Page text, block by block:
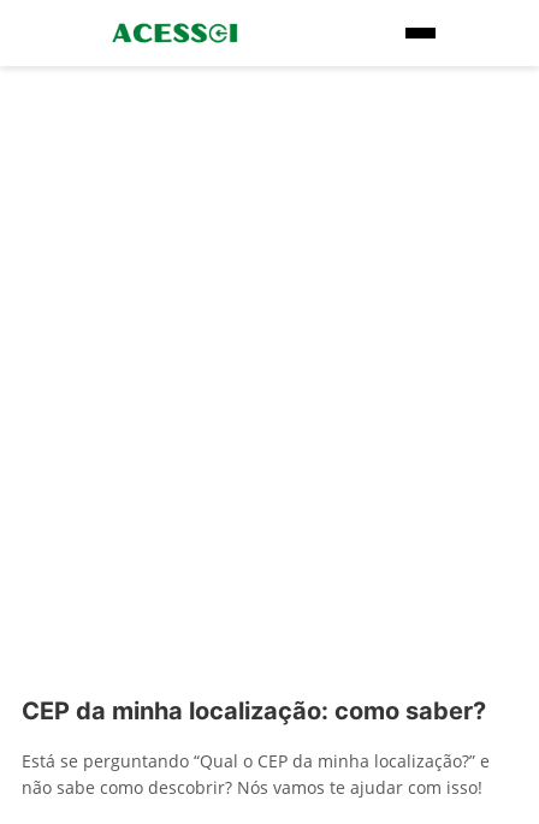
CEP da minha localização: como saber?
Está se perguntando “Qual o CEP da minha localização?” e
não sabe como descobrir? Nós vamos te ajudar com isso!